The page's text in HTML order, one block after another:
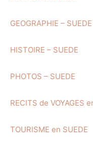
GEOGRAPHIE – SUEDE
HISTOIRE – SUEDE
PHOTOS – SUEDE
RECITS de VOYAGES
TOURISME en SUEDE